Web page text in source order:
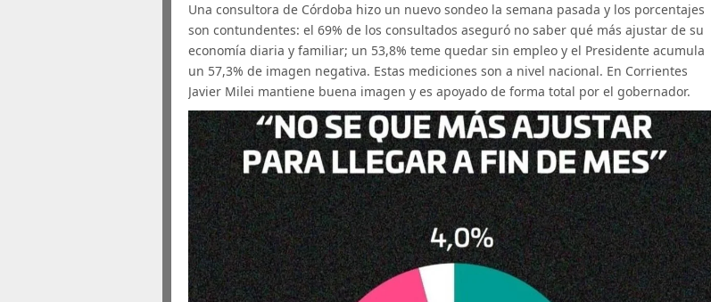
Una consultora de Córdoba hizo un nuevo sondeo la semana pasada y los porcentajes
son contundentes: el 69% de los consultados aseguró no saber qué más ajustar de su
economía diaria y familiar; un 53,8% teme quedar sin empleo y el Presidente acumula
un 57,3% de imagen negativa. Estas mediciones son a nivel nacional. En Corrientes
Javier Milei mantiene buena imagen y es apoyado de forma total por el gobernador.